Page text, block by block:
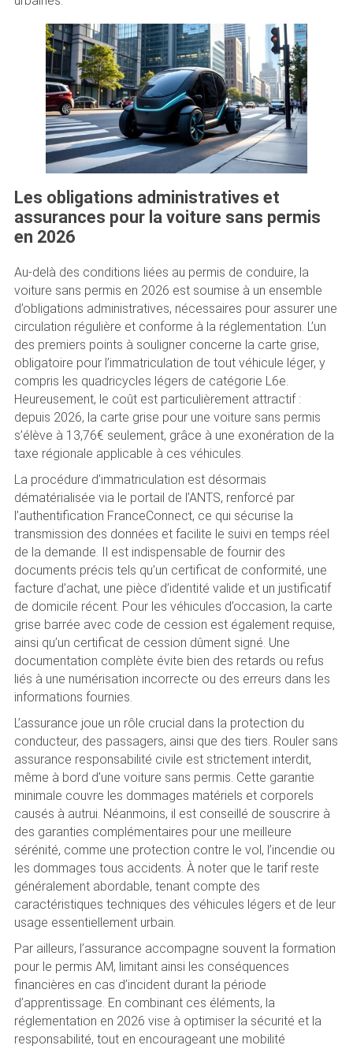
Les obligations administratives et
assurances pour la voiture sans permis
en 2026
Au-delà des conditions liées au permis de conduire, la
voiture sans permis en 2026 est soumise à un ensemble
d’obligations administratives, nécessaires pour assurer une
circulation régulière et conforme à la réglementation. L’un
des premiers points à souligner concerne la carte grise,
obligatoire pour l’immatriculation de tout véhicule léger, y
compris les quadricycles légers de catégorie L6e.
Heureusement, le coût est particulièrement attractif :
depuis 2026, la carte grise pour une voiture sans permis
s’élève à 13,76€ seulement, grâce à une exonération de la
taxe régionale applicable à ces véhicules.
La procédure d’immatriculation est désormais
dématérialisée via le portail de l’ANTS, renforcé par
l’authentification FranceConnect, ce qui sécurise la
transmission des données et facilite le suivi en temps réel
de la demande. Il est indispensable de fournir des
documents précis tels qu’un certificat de conformité, une
facture d’achat, une pièce d’identité valide et un justificatif
de domicile récent. Pour les véhicules d’occasion, la carte
grise barrée avec code de cession est également requise,
ainsi qu’un certificat de cession dûment signé. Une
documentation complète évite bien des retards ou refus
liés à une numérisation incorrecte ou des erreurs dans les
informations fournies.
L’assurance joue un rôle crucial dans la protection du
conducteur, des passagers, ainsi que des tiers. Rouler sans
assurance responsabilité civile est strictement interdit,
même à bord d’une voiture sans permis. Cette garantie
minimale couvre les dommages matériels et corporels
causés à autrui. Néanmoins, il est conseillé de souscrire à
des garanties complémentaires pour une meilleure
sérénité, comme une protection contre le vol, l’incendie ou
les dommages tous accidents. À noter que le tarif reste
généralement abordable, tenant compte des
caractéristiques techniques des véhicules légers et de leur
usage essentiellement urbain.
Par ailleurs, l’assurance accompagne souvent la formation
pour le permis AM, limitant ainsi les conséquences
financières en cas d’incident durant la période
d’apprentissage. En combinant ces éléments, la
réglementation en 2026 vise à optimiser la sécurité et la
responsabilité, tout en encourageant une mobilité